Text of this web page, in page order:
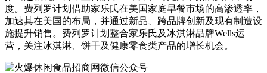
度。费列罗计划借助家乐氏在美国家庭早餐市场的高渗透率，
加速其在美国的布局，并通过新品、跨品牌创新及现有制造设
施提升销售。费列罗计划整合家乐氏及冰淇淋品牌Wells运
营，关注冰淇淋、饼干及健康零食类产品的增长机会。